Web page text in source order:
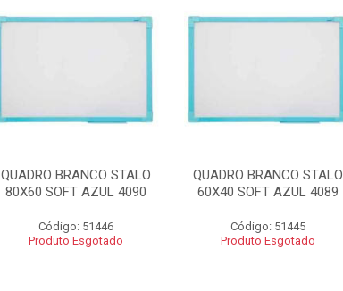
QUADRO BRANCO STALO
80X60 SOFT AZUL 4090
Código: 51446
Produto Esgotado
QUADRO BRANCO STALO
60X40 SOFT AZUL 4089
Código: 51445
Produto Esgotado